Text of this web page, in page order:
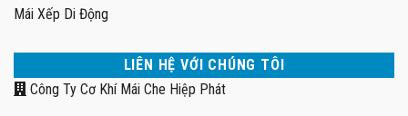
Mái Xếp Di Động
LIÊN HỆ VỚI CHÚNG TÔI
Công Ty Cơ Khí Mái Che Hiệp Phát